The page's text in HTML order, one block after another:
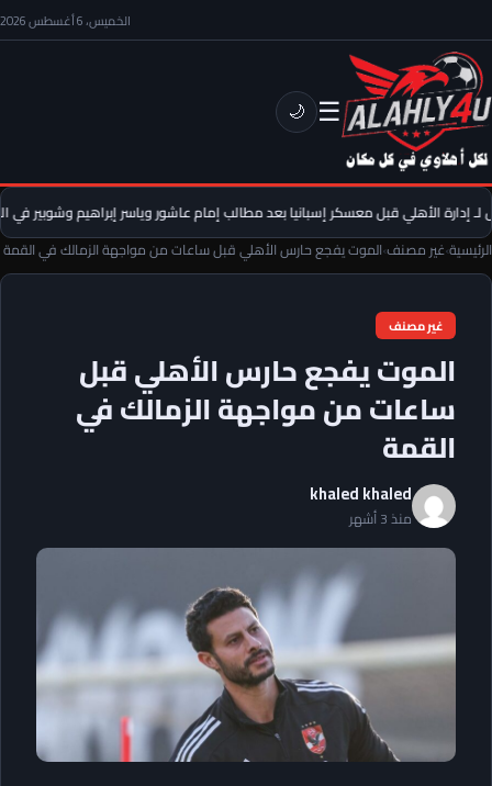
الخميس، 6 أغسطس 2026
☰
🌙
الأهلي قبل معسكر إسبانيا بعد مطالب إمام عاشور وياسر إبراهيم وشوبير في
الرئيسية›غير مصنف›الموت يفجع حارس الأهلي قبل ساعات من مواجهة الزمالك في القمة
غير مصنف
الموت يفجع حارس الأهلي قبل
ساعات من مواجهة الزمالك في
القمة
khaled khaled
منذ 3 أشهر